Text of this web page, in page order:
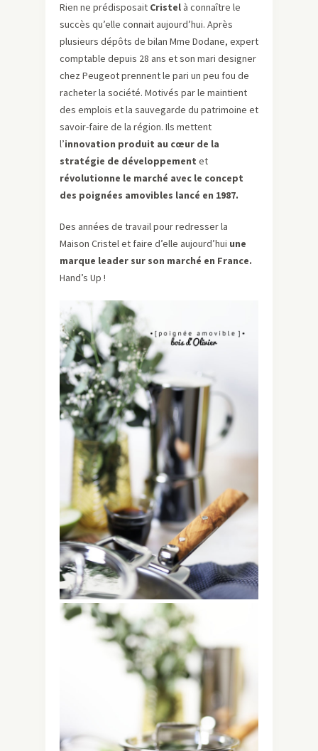
Rien ne prédisposait Cristel à connaître le
succès qu’elle connait aujourd’hui. Après
plusieurs dépôts de bilan Mme Dodane, expert
comptable depuis 28 ans et son mari designer
chez Peugeot prennent le pari un peu fou de
racheter la société. Motivés par le maintient
des emplois et la sauvegarde du patrimoine et
savoir-faire de la région. Ils mettent
l’innovation produit au cœur de la
stratégie de développement et
révolutionne le marché avec le concept
des poignées amovibles lancé en 1987.
Des années de travail pour redresser la
Maison Cristel et faire d’elle aujourd’hui une
marque leader sur son marché en France.
Hand’s Up !